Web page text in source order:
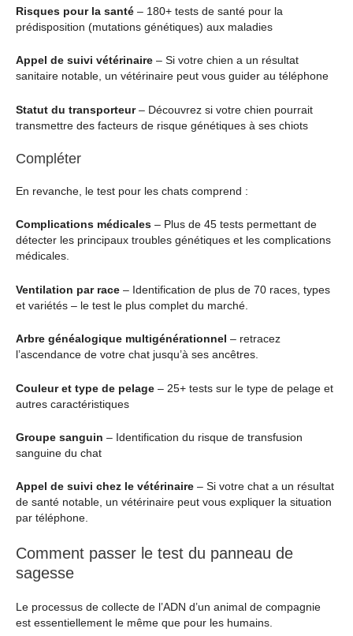
Risques pour la santé – 180+ tests de santé pour la
prédisposition (mutations génétiques) aux maladies
Appel de suivi vétérinaire – Si votre chien a un résultat
sanitaire notable, un vétérinaire peut vous guider au téléphone
Statut du transporteur– Découvrez si votre chien pourrait
transmettre des facteurs de risque génétiques à ses chiots
Compléter
En revanche, le test pour les chats comprend :
Complications médicales – Plus de 45 tests permettant de
détecter les principaux troubles génétiques et les complications
médicales.
Ventilation par race – Identification de plus de 70 races, types
et variétés – le test le plus complet du marché.
Arbre généalogique multigénérationnel – retracez
l’ascendance de votre chat jusqu’à ses ancêtres.
Couleur et type de pelage – 25+ tests sur le type de pelage et
autres caractéristiques
Groupe sanguin – Identification du risque de transfusion
sanguine du chat
Appel de suivi chez le vétérinaire – Si votre chat a un résultat
de santé notable, un vétérinaire peut vous expliquer la situation
par téléphone.
Comment passer le test du panneau de
sagesse
Le processus de collecte de l’ADN d’un animal de compagnie
est essentiellement le même que pour les humains.